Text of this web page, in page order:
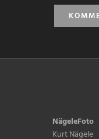
NägeleFoto
Kurt Nägele